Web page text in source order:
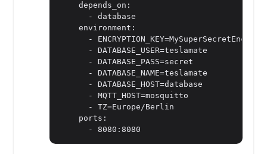
    depends_on:
      - database
    environment:
-
      - DATABASE_USER=teslamate
      - DATABASE_PASS=secret
      - DATABASE_NAME=teslamate
      - DATABASE_HOST=database
      - MQTT_HOST=mosquitto
      - TZ=Europe/Berlin
    ports:
      - 8080:8080